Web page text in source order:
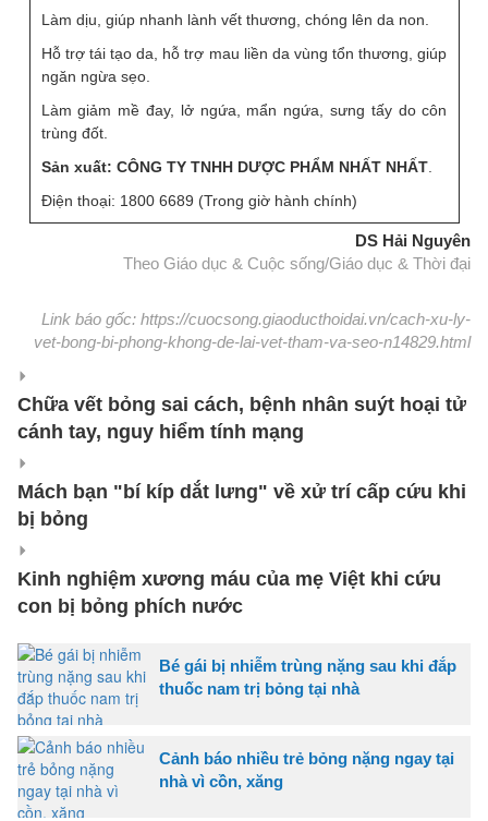
Làm dịu, giúp nhanh lành vết thương, chóng lên da non.
Hỗ trợ tái tạo da, hỗ trợ mau liền da vùng tổn thương, giúp
ngăn ngừa sẹo.
Làm giảm mề đay, lở ngứa, mẩn ngứa, sưng tấy do côn
trùng đốt.
Sản xuất: CÔNG TY TNHH DƯỢC PHẨM NHẤT NHẤT.
Điện thoại: 1800 6689 (Trong giờ hành chính)
DS Hải Nguyên
Theo Giáo dục & Cuộc sống/Giáo dục & Thời đại
Link báo gốc: https://cuocsong.giaoducthoidai.vn/cach-xu-ly-
vet-bong-bi-phong-khong-de-lai-vet-tham-va-seo-n14829.html
Chữa vết bỏng sai cách, bệnh nhân suýt hoại tử
cánh tay, nguy hiểm tính mạng
Mách bạn "bí kíp dắt lưng" về xử trí cấp cứu khi
bị bỏng
Kinh nghiệm xương máu của mẹ Việt khi cứu
con bị bỏng phích nước
Bé gái bị nhiễm trùng nặng sau khi đắp
thuốc nam trị bỏng tại nhà
Cảnh báo nhiều trẻ bỏng nặng ngay tại
nhà vì cồn, xăng